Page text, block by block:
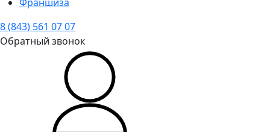
8 (843) 561 07 07
Обратный звонок